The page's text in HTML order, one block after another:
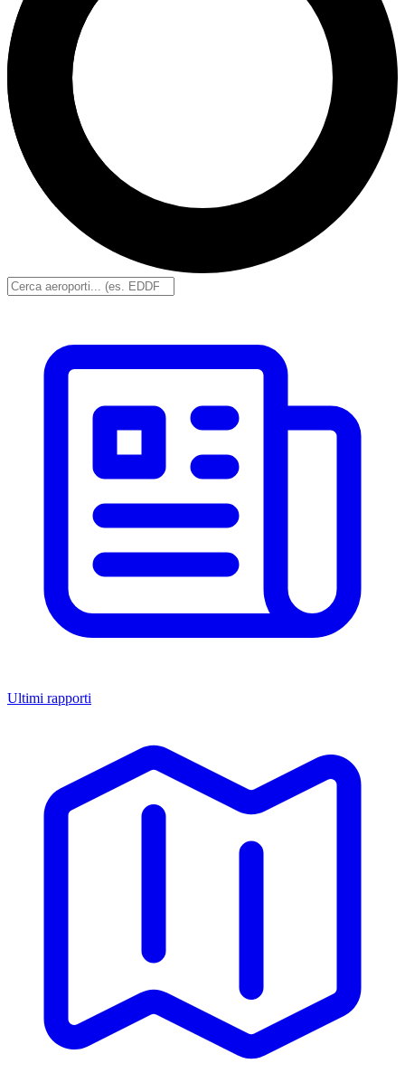
Ultimi rapporti